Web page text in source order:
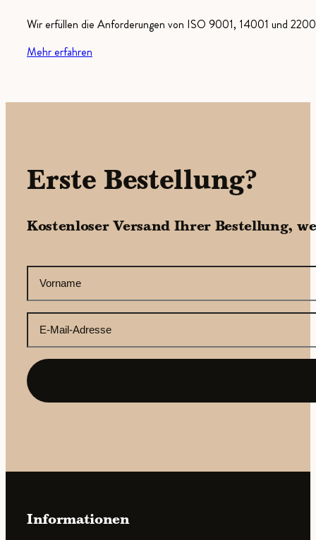
Wir erfüllen die Anforderungen von ISO 9001, 14001 und
Mehr erfahren
Erste Bestellung?
Kostenloser Versand Ihrer Bestellung,
CAPTCHA
Vorname
Mail-
Adresse
(erforderlich)
Informationen